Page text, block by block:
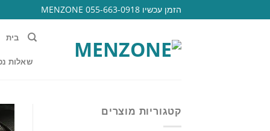
to
הזמן עכשיו 055-663-0918 MENZONE
בית
שאלות
קטגוריות מוצרים